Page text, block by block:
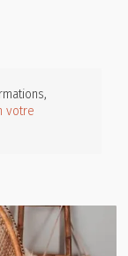
votre